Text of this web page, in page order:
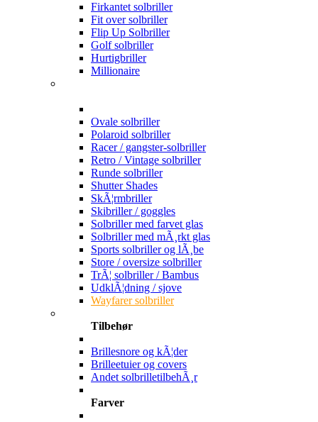
Firkantet solbriller
Fit over solbriller
Flip Up Solbriller
Golf solbriller
Hurtigbriller
Millionaire
Ovale solbriller
Polaroid solbriller
Racer / gangster-solbriller
Retro / Vintage solbriller
Runde solbriller
Shutter Shades
SkÃ¦rmbriller
Skibriller / goggles
Solbriller med farvet glas
Solbriller med mÃ¸rkt glas
Sports solbriller og lÃ¸be
Store / oversize solbriller
TrÃ¦ solbriller / Bambus
UdklÃ¦dning / sjove
Wayfarer solbriller
Tilbehør
Brillesnore og kÃ¦der
Brilleetuier og covers
Andet solbrilletilbehÃ¸r
Farver